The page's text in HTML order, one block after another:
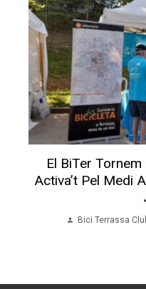
El BiTer
Activa’t Pel Medi
Bici Terrassa